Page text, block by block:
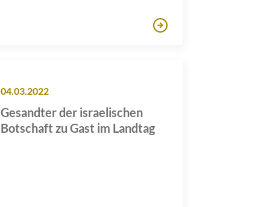
04.03.2022
Gesandter der israelischen
Botschaft zu Gast im Landtag